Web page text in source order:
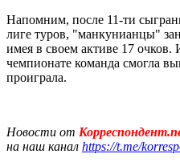
Напомним, после 11-ти
лиге туров, "манкунианцы"
имея в своем активе 17 очков.
чемпионате команда смогла
проиграла.
Новости от
на наш канал https://t.me/